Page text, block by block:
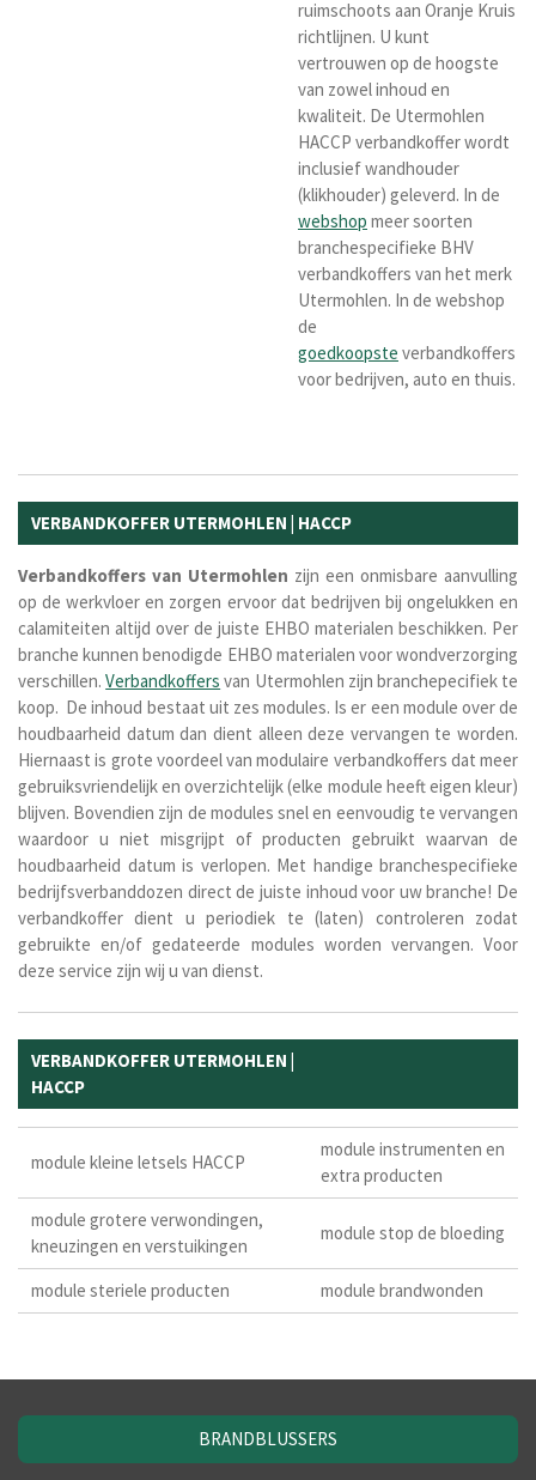
ruimschoots aan Oranje Kruis
richtlijnen. U kunt
vertrouwen op de hoogste
van zowel inhoud en
kwaliteit. De Utermohlen
HACCP verbandkoffer wordt
inclusief wandhouder
(klikhouder) geleverd. In de
webshop meer soorten
branchespecifieke BHV
verbandkoffers van het merk
Utermohlen. In de webshop
de
goedkoopste verbandkoffers
voor bedrijven, auto en thuis.
VERBANDKOFFER UTERMOHLEN | HACCP
Verbandkoffers van Utermohlen zijn een onmisbare aanvulling
op de werkvloer en zorgen ervoor dat bedrijven bij ongelukken en
calamiteiten altijd over de juiste EHBO materialen beschikken. Per
branche kunnen benodigde EHBO materialen voor wondverzorging
verschillen.Verbandkoffers van Utermohlen zijn branchepecifiek te
koop. De inhoud bestaat uit zes modules. Is er een module over de
houdbaarheid datum dan dient alleen deze vervangen te worden.
Hiernaast is grote voordeel van modulaire verbandkoffers dat meer
gebruiksvriendelijk en overzichtelijk (elke module heeft eigen kleur)
blijven. Bovendien zijn de modules snel en eenvoudig te vervangen
waardoor u niet misgrijpt of producten gebruikt waarvan de
houdbaarheid datum is verlopen. Met handige branchespecifieke
bedrijfsverbanddozen direct de juiste inhoud voor uw branche! De
verbandkoffer dient u periodiek te (laten) controleren zodat
gebruikte en/of gedateerde modules worden vervangen. Voor
deze service zijn wij u van dienst.
VERBANDKOFFER UTERMOHLEN |
HACCP
module kleine letsels HACCP
module instrumenten en
extra producten
module grotere verwondingen,
kneuzingen en verstuikingen
module stop de bloeding
module steriele producten module brandwonden
BRANDBLUSSERS